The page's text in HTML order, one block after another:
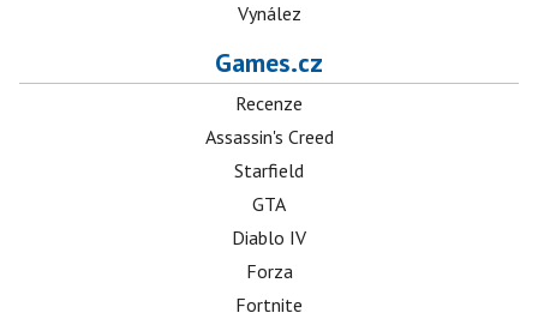
Vynález
Games.cz
Recenze
Assassin's Creed
Starfield
GTA
Diablo IV
Forza
Fortnite